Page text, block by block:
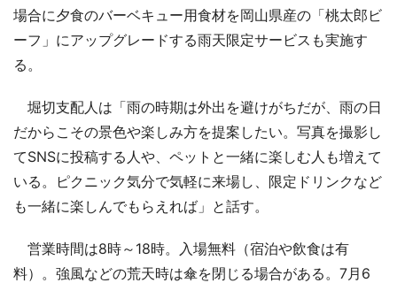
場合に夕食のバーベキュー用食材を岡山県産の「桃太郎ビ
ーフ」にアップグレードする雨天限定サービスも実施す
る。
堀切支配人は「雨の時期は外出を避けがちだが、雨の日
だからこその景色や楽しみ方を提案したい。写真を撮影し
てSNSに投稿する人や、ペットと一緒に楽しむ人も増えて
いる。ピクニック気分で気軽に来場し、限定ドリンクなど
も一緒に楽しんでもらえれば」と話す。
営業時間は8時～18時。入場無料（宿泊や飲食は有
料）。強風などの荒天時は傘を閉じる場合がある。7月6